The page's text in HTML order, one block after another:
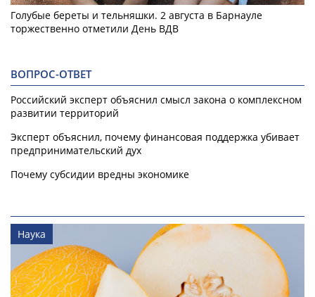
Голубые береты и тельняшки. 2 августа в Барнауле
торжественно отметили День ВДВ
ВОПРОС-ОТВЕТ
Российский эксперт объяснил смысл закона о комплексном
развитии территорий
Эксперт объяснил, почему финансовая поддержка убивает
предпринимательский дух
Почему субсидии вредны экономике
Наука